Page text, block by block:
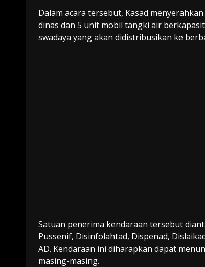
Dalam acara tersebut, Kasad
dinas dan 5 unit mobil tangki air
swadaya yang akan didistribusikan ke
Satuan penerima kendaraan tersebut
Pussenif, Disinfolahtad, Dispenad,
AD. Kendaraan ini diharapkan dapat
masing-masing.